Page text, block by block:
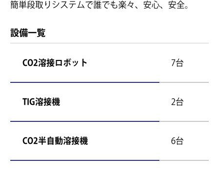
簡単段取りシステムで誰でも楽々、安心、安全。
設備一覧
CO2溶接ロボット 7台
TIG溶接機 2台
CO2半自動溶接機 6台